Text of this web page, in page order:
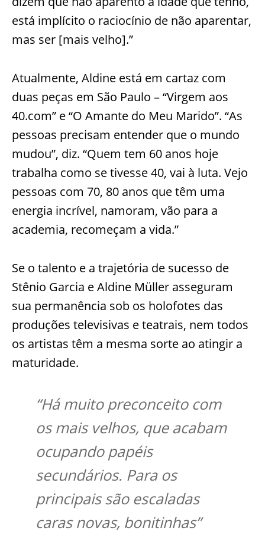
está implícito o raciocínio de não aparentar,
mas ser [mais velho].”
Atualmente, Aldine está em cartaz com
duas peças em São Paulo – “Virgem aos
40.com” e “O Amante do Meu Marido”. “As
pessoas precisam entender que o mundo
mudou”, diz. “Quem tem 60 anos hoje
trabalha como se tivesse 40, vai à luta. Vejo
pessoas com 70, 80 anos que têm uma
energia incrível, namoram, vão para a
academia, recomeçam a vida.”
Se o talento e a trajetória de sucesso de
Stênio Garcia e Aldine Müller asseguram
sua permanência sob os holofotes das
produções televisivas e teatrais, nem todos
os artistas têm a mesma sorte ao atingir a
maturidade.
“Há muito preconceito com
os mais velhos, que acabam
ocupando papéis
secundários. Para os
principais são escaladas
caras novas, bonitinhas”